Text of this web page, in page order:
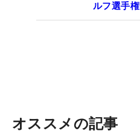
ルフ選手権
オススメの記事